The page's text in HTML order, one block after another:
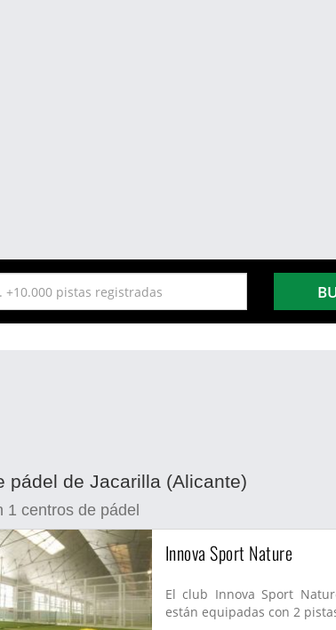
pádel de Jacarilla (Alicante)
1 centros de pádel
Innova Sport Nature
El club Innova Sport
están equipadas con 2